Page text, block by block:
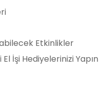
Etkinlikler
İşi Hediyelerinizi Yapın